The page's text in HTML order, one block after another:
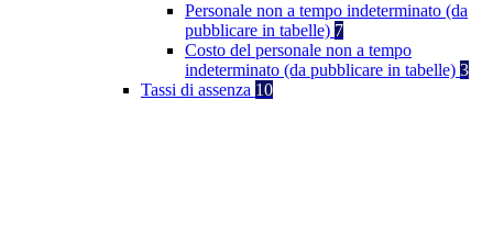
Personale non a tempo indeterminato (da
pubblicare in tabelle) 7
Costo del personale non a tempo
indeterminato (da pubblicare in tabelle) 3
Tassi di assenza 10